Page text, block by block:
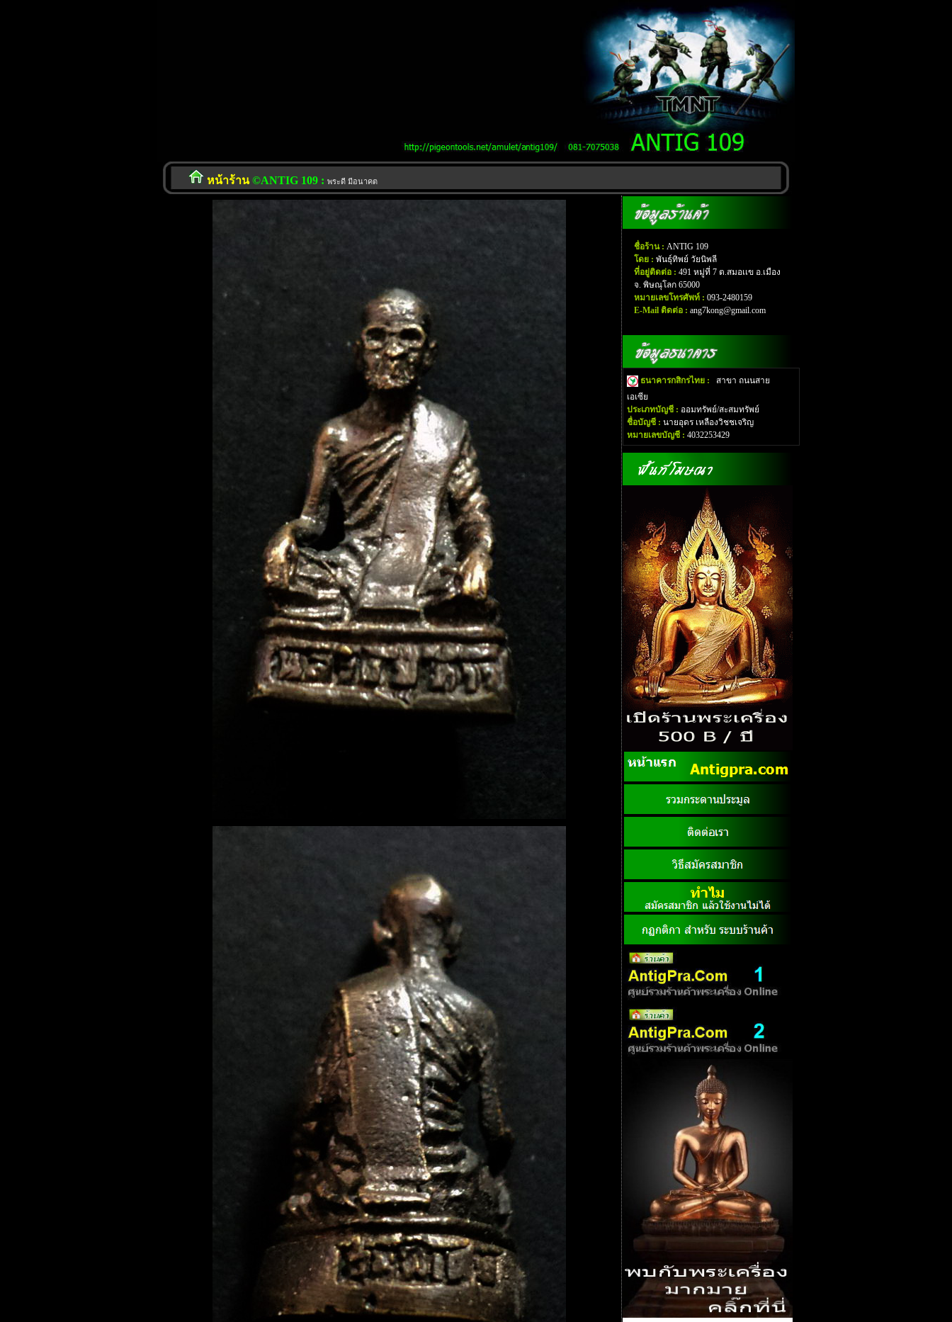
หน้าร้าน©ANTIG 109 : พระดี มีอนาคต
ชื่อร้าน : ANTIG 109
โดย : พันธุ์ทิพย์ วัยนิพลี
ที่อยู่ติดต่อ : 491 หมู่ที่ 7 ต.สมอเเข อ.เมือง
จ. พิษณุโลก 65000
หมายเลขโทรศัพท์ : 093-2480159
E-Mail ติดต่อ : ang7kong@gmail.com
ธนาคารกสิกรไทย :
สาขา ถนนสาย
เอเซีย
ประเภทบัญชี : ออมทรัพย์/สะสมทรัพย์
ชื่อบัญชี : นายอุดร เหลืองวิชชเจริญ
หมายเลขบัญชี : 4032253429